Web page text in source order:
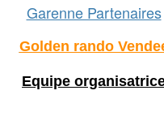
Garenne Partenaires
Golden rando
Equipe